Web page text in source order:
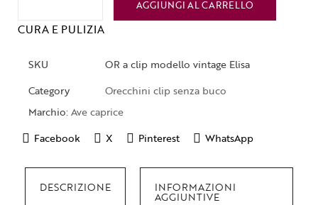
AGGIUNGI AL CARRELLO
CURA E PULIZIA
SKU
OR a clip modello vintage Elisa
Category
Orecchini clip senza buco
Marchio: Ave caprice
Facebook
X Pinterest WhatsApp
DESCRIZIONE INFORMAZIONI
AGGIUNTIVE